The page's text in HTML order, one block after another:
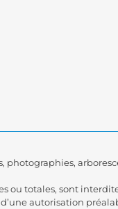
ou totales, sont
autorisation